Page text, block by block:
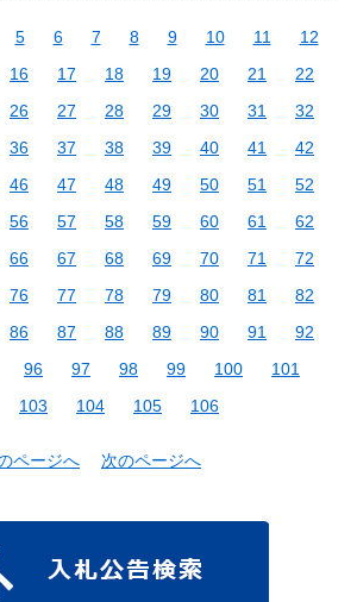
5 6 7 8 9 10 11
12
16 17 18 19 20 21
22
26 27 28 29 30 31
32
36 37 38 39 40 41
42
46 47 48 49 50 51
52
56 57 58 59 60 61
62
66 67 68 69 70 71
72
76 77 78 79 80 81
82
86 87 88 89 90 91
92
96 97 98 99 100
101
103 104 105 106
ページへ 次のページへ